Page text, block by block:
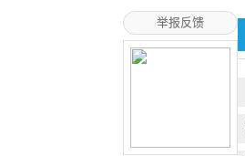
举报反馈